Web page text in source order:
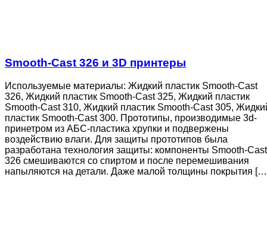
Smooth-Cast 326 и 3D принтеры
Используемые материалы: Жидкий пластик Smooth-Cast
326, Жидкий пластик Smooth-Cast 325, Жидкий пластик
Smooth-Cast 310, Жидкий пластик Smooth-Cast 305,
пластик Smooth-Cast 300. Прототипы, производимые 3d-
принетром из АБС-пластика хрупки и подвержены
воздействию влаги. Для защиты прототипов была
разработана технология защиты: компоненты Smooth-Cast
326 смешиваются со спиртом и после перемешивания
напыляются на детали. Даже малой толщины покрытия